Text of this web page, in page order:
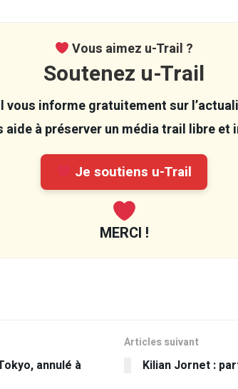
Vous aimez u-Trail ?
Soutenez u-Trail
vous informe gratuitement sur
à préserver un média trail libre et
Je soutiens u-Trail
MERCI !
annulé à
Articles suivant
Kilian Jornet :